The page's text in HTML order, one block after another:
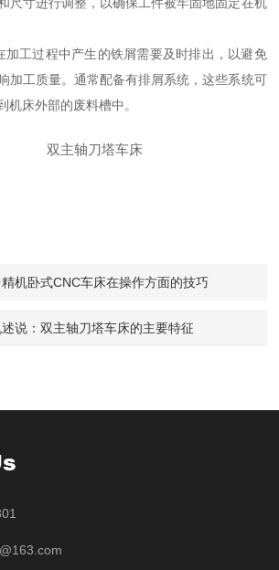
工过程中产生的铁屑需要及时排出，以避免
加工质量。通常配备有排屑系统，这些系统可
机床外部的废料槽中。
机卧式CNC车床在操作方面的技巧
说：双主轴刀塔车床的主要特征